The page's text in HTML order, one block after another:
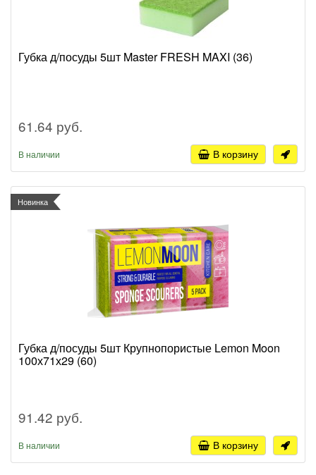
Губка д/посуды 5шт Master FRESH MAXI (36)
61.64 руб.
В наличии В корзину
Новинка
Губка д/посуды 5шт Крупнопористые Lemon Moon
100х71х29 (60)
91.42 руб.
В наличии В корзину